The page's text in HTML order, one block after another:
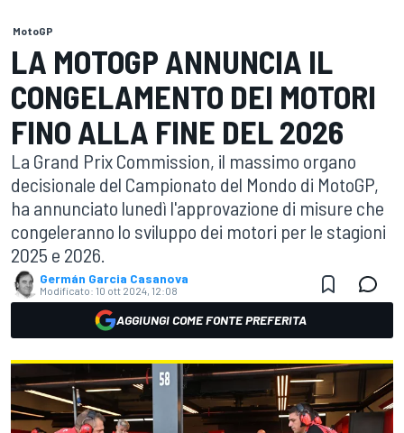
MotoGP
LA MOTOGP ANNUNCIA IL
CONGELAMENTO DEI MOTORI
FINO ALLA FINE DEL 2026
La Grand Prix Commission, il massimo organo
decisionale del Campionato del Mondo di MotoGP,
ha annunciato lunedì l'approvazione di misure che
congeleranno lo sviluppo dei motori per le stagioni
2025 e 2026.
Germán Garcia Casanova
Modificato: 10 ott 2024, 12:08
AGGIUNGI COME FONTE PREFERITA